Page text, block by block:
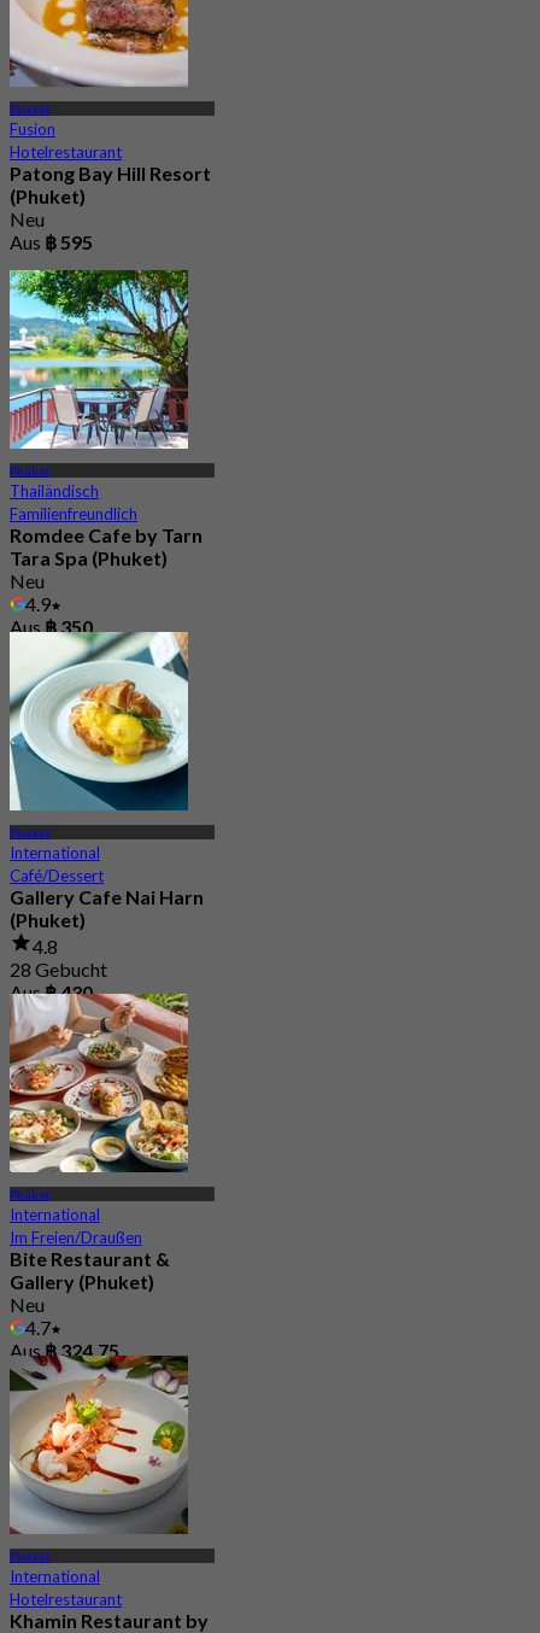
Phuket
Fusion
Hotelrestaurant
Patong Bay Hill Resort
(Phuket)
Neu
Aus ฿ 595
Phuket
Thailändisch
Familienfreundlich
Romdee Cafe by Tarn
Tara Spa (Phuket)
Neu
4.9
Aus฿ 350
Phuket
International
Café/Dessert
Gallery Cafe Nai Harn
(Phuket)
4.8
28 Gebucht
Aus฿ 430
Phuket
International
Im Freien/Draußen
Bite Restaurant &
Gallery (Phuket)
Neu
4.7
Aus฿ 324.75
Phuket
International
Hotelrestaurant
Khamin Restaurant by